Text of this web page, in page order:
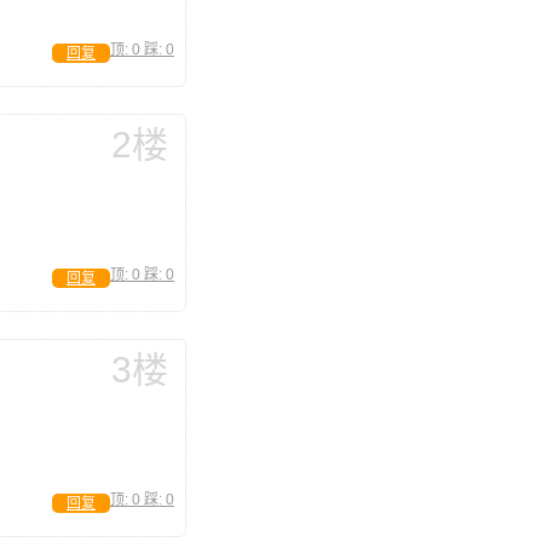
顶: 0 踩: 0
回复
2楼
顶: 0 踩: 0
回复
3楼
顶: 0 踩: 0
回复